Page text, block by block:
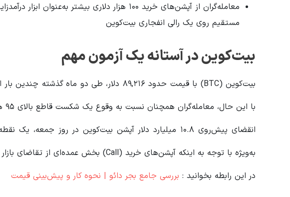
معامله‌گران از آپشن‌های خرید ۱۰۰ هزار دلاری بیشتر
مستقیم روی یک رالی انفجاری بیت‌کوین
بیت‌کوین در آستانه یک آزمون مهم
با این حال، معامله‌گران همچنان نسبت به وقوع یک شکست قاطع بالای ۹۵ هزار دلار تردید دارند.
انقضای پیش‌روی ۱۰.۸ میلیارد دلار آپشن بیت‌کوین در روز
به‌ویژه با توجه به اینکه آپشن‌های خرید (Call) بخش عمده‌ای از تقاضای بازار را به خود اختصاص داده‌اند.
در این رابطه بخوانید‌ : بررسی جامع بجر دائو | نحوه کار و پیش‌بینی قیمت